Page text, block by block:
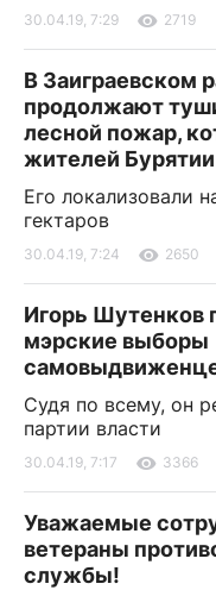
30.04.19, 7:29 2719
В Заиграевском
продолжают
лесной пожар,
жителей Бурятии
Его локализовали
гектаров
30.04.19, 7:24 2650
Игорь Шутенков
мэрские выборы
Судя по всему, он
партии власти
30.04.19, 7:17 3366
Уважаемые
ветераны
службы!